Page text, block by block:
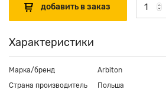
Характеристики
Марка/бренд
Arbiton
Страна производитель
Польша